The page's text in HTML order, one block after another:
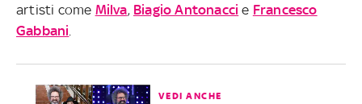
artisti come Milva, Biagio Antonacci e Francesco
Gabbani
VEDI ANCHE